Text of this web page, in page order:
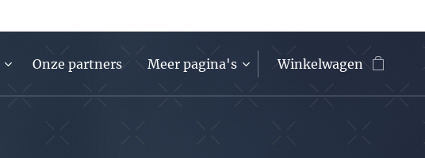
Onze partners Meer pagina's Winkelwagen